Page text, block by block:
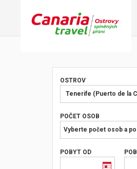
OSTROV
Vyberte
ostrov
nebo
oblast
Tenerife (Puerto de la
POČET OSOB
Vyberte počet osob a
POBYT OD